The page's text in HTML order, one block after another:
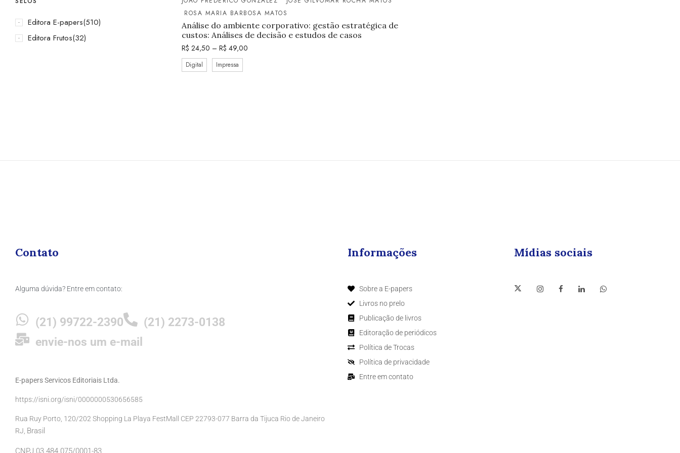
Editora E-papers(510)
Editora Frutos(32)
ROSA MARIA BARBOSA MATOS
Análise do ambiente corporativo: gestão estratégica de
custos: Análises de decisão e estudos de casos
R$ 24,50 – R$ 49,00
Digital Impressa
Contato
Alguma dúvida? Entre em contato:
(21) 99722-2390
(21) 2273-0138
envie-nos um e-mail
E-papers Servicos Editoriais Ltda.
https://isni.org/isni/0000000530656585
Rua Ruy Porto, 120/202 Shopping La Playa FestMall CEP 22793-077 Barra da Tijuca Rio de Janeiro
RJ, Brasil
CNPJ 03.484.075/0001-83
Informações
Sobre a E-papers
Livros no prelo
Publicação de livros
Editoração de periódicos
Política de Trocas
Política de privacidade
Entre em contato
Mídias sociais